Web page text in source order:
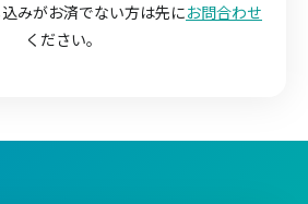
みがお済でない方は先にお問合わせ
ください。